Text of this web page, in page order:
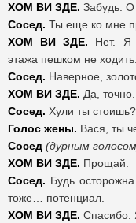
ХОМ ВИ ЗДЕ. Забудь.
Сосед. Ты еще ко мне
ХОМ ВИ ЗДЕ. Нет. Я
этажа пешком не
Сосед. Наверное,
ХОМ ВИ ЗДЕ. Да, точно.
Сосед. Хули ты
Голос жены. Вася, ты
Сосед (дурным
ХОМ ВИ ЗДЕ. Прощай.
Сосед. Будь
тоже… потенциал.
ХОМ ВИ ЗДЕ. Спасибо.